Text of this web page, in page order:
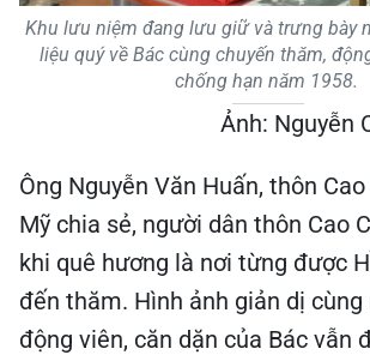
Khu lưu niệm đang lưu giữ và trưng bày
liệu quý về Bác cùng chuyến thăm,
chống hạn năm 1958.
Ảnh: Nguyễn
Ông Nguyễn Văn Huấn, thôn
Mỹ chia sẻ, người dân thôn Cao
khi quê hương là nơi từng được
đến thăm. Hình ảnh giản dị cùng
động viên, căn dặn của Bác vẫn